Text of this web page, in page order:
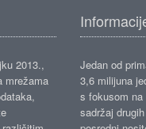
2013.,
mrežama
Jedan od
3,6 milijuna
s fokusom
sadržaj